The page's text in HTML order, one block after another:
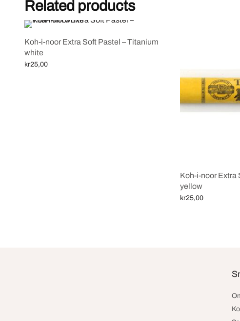
Related products
Koh-i-noor Extra Soft Pastel – Titanium
white
kr25,00
Koh-i-noor Extra
yellow
kr25,00